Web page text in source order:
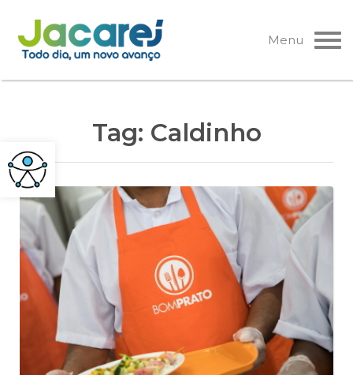
Pular
para
o
Menu
Tag: Caldinho